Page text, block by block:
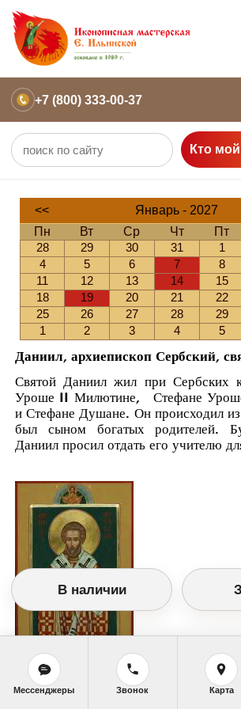
+7 (800) 333-00-37
Кто
<< Январь - 2027
Пн
Вт Ср Чт Пт
28
29 30 31 1
4
5 6 7 8
11
12 13 14 15
18
19 20 21 22
25
26 27 28 29
1
2 3 4 5
Даниил, архиепископ Сербский,
Святой Даниил жил при Сербских
Уроше II Милютине, Стефане
и Стефане Душане. Он происходил из
был сыном богатых родителей.
Даниил просил отдать его учителю
В наличии
Мессенджеры Звонок Карта